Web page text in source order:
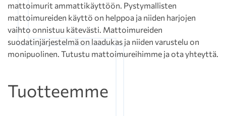
mattoimurit ammattikäyttöön. Pystymallisten
mattoimureiden käyttö on helppoa ja niiden harjojen
vaihto onnistuu kätevästi. Mattoimureiden
suodatinjärjestelmä on laadukas ja niiden varustelu on
monipuolinen. Tutustu mattoimureihimme ja ota yhteyttä.
Tuotteemme